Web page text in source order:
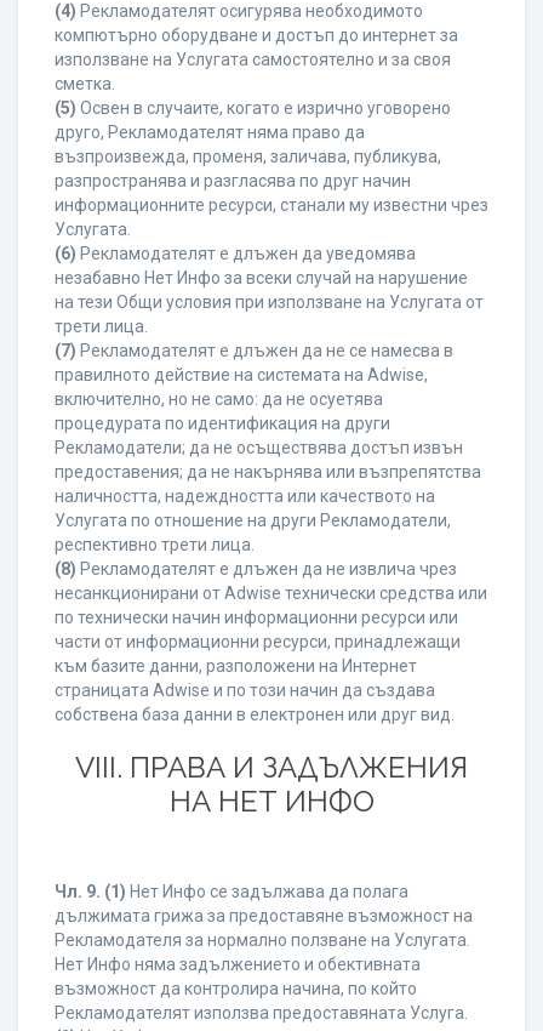
(4) Рекламодателят осигурява необходимото
компютърно оборудване и достъп до интернет за
използване на Услугата самостоятелно и за своя
сметка.
(5) Освен в случаите, когато е изрично уговорено
друго, Рекламодателят няма право да
възпроизвежда, променя, заличава, публикува,
разпространява и разгласява по друг начин
информационните ресурси, станали му известни чрез
Услугата.
(6) Рекламодателят е длъжен да уведомява
незабавно Нет Инфо за всеки случай на нарушение
на тези Общи условия при използване на Услугата от
трети лица.
(7) Рекламодателят е длъжен да не се намесва в
правилното действие на системата на Adwise,
включително, но не само: да не осуетява
процедурата по идентификация на други
Рекламодатели; да не осъществява достъп извън
предоставения; да не накърнява или възпрепятства
наличността, надеждността или качеството на
Услугата по отношение на други Рекламодатели,
респективно трети лица.
(8) Рекламодателят е длъжен да не извлича чрез
несанкционирани от Adwise технически средства или
по технически начин информационни ресурси или
части от информационни ресурси, принадлежащи
към базите данни, разположени на Интернет
страницата Adwise и по този начин да създава
собствена база данни в електронен или друг вид.
VIII. ПРАВА И ЗАДЪЛЖЕНИЯ
НА НЕТ ИНФО
Чл. 9. (1) Нет Инфо се задължава да полага
дължимата грижа за предоставяне възможност на
Рекламодателя за нормално ползване на Услугата.
Нет Инфо няма задължението и обективната
възможност да контролира начина, по който
Рекламодателят използва предоставяната Услуга.